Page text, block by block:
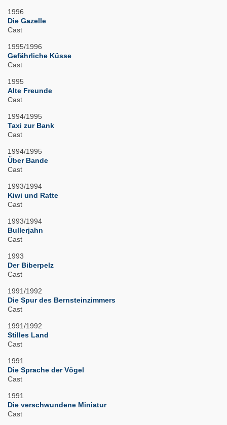
1996
Die Gazelle
Cast
1995/1996
Gefährliche Küsse
Cast
1995
Alte Freunde
Cast
1994/1995
Taxi zur Bank
Cast
1994/1995
Über Bande
Cast
1993/1994
Kiwi und Ratte
Cast
1993/1994
Bullerjahn
Cast
1993
Der Biberpelz
Cast
1991/1992
Die Spur des Bernsteinzimmers
Cast
1991/1992
Stilles Land
Cast
1991
Die Sprache der Vögel
Cast
1991
Die verschwundene Miniatur
Cast